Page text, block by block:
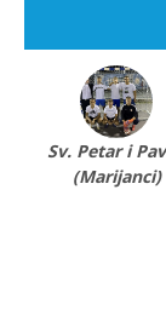
Sv. Petar i
(Marijanci)